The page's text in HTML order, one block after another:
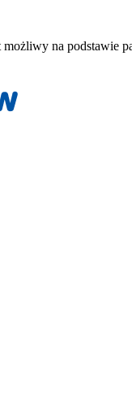
na podstawie